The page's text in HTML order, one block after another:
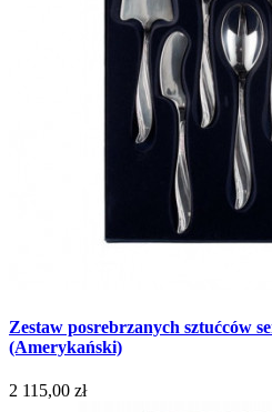
Zestaw posrebrzanych sztućców
(Amerykański)
2 115,00 zł